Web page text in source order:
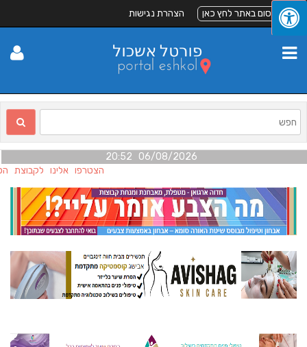
לפרסום באתר לחץ כאן הצהרת נגישות
06/08/2026 20:52
הצטרפו אלינו לקבוצת